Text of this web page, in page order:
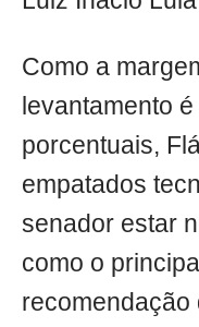
Como a
levantamento
porcentuais,
empatados
senador estar
como o
recomendação